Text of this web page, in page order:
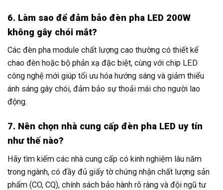
6. Làm sao để đảm bảo đèn pha LED 200W
không gây chói mắt?
Các đèn pha module chất lượng cao thường có thiết kế
chao đèn hoặc bộ phản xạ đặc biệt, cùng với chip LED
công nghệ mới giúp tối ưu hóa hướng sáng và giảm thiểu
ánh sáng gây chói, đảm bảo sự thoải mái cho người lao
động.
7. Nên chọn nhà cung cấp đèn pha LED uy tín
như thế nào?
Hãy tìm kiếm các nhà cung cấp có kinh nghiệm lâu năm
trong ngành, có đầy đủ giấy tờ chứng nhận chất lượng sản
phẩm (CO, CQ), chính sách bảo hành rõ ràng và đội ngũ tư